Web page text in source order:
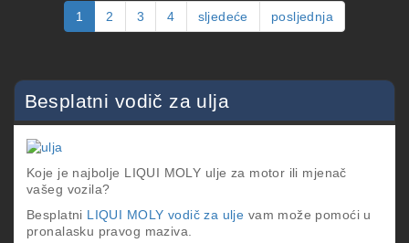
1 2 3 4 sljedeće posljednja
Besplatni vodič za ulja
Koje je najbolje LIQUI MOLY ulje za motor ili mjenač
vašeg vozila?
Besplatni LIQUI MOLY vodič za ulje vam može pomoći u
pronalasku pravog maziva.